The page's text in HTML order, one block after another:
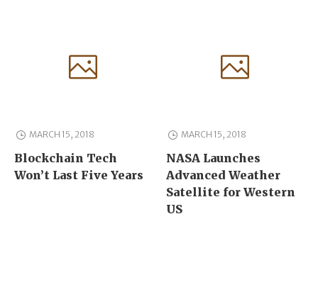
MARCH 15, 2018
Blockchain Tech
Won’t Last Five Years
MARCH 15, 2018
NASA Launches
Advanced Weather
Satellite for Western
US